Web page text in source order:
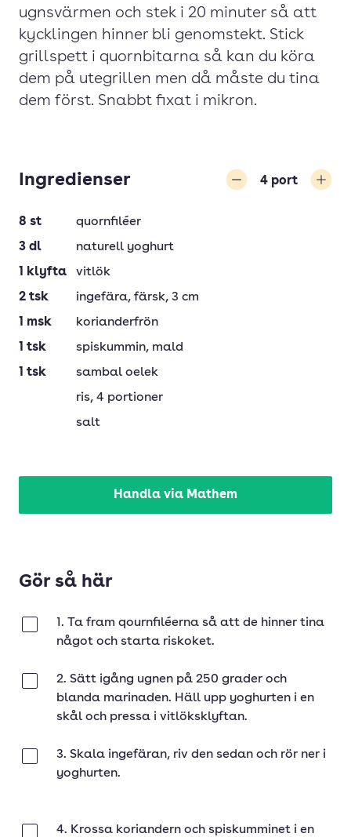
ugnsvärmen och stek i 20 minuter så att
kycklingen hinner bli genomstekt. Stick
grillspett i quornbitarna så kan du köra
dem på utegrillen men då måste du tina
dem först. Snabbt fixat i mikron.
Ingredienser 4 port
8 st
quornfiléer
3 dl
naturell yoghurt
1
klyfta
vitlök
2 tsk ingefära, färsk, 3 cm
1 msk
korianderfrön
1 tsk spiskummin, mald
1 tsk
sambal oelek
ris, 4 portioner
salt
Handla via Mathem
Gör så här
1. Ta fram qournfiléerna så att de hinner tina
något och starta riskoket.
2. Sätt igång ugnen på 250 grader och
blanda marinaden. Häll upp yoghurten i en
skål och pressa i vitlöksklyftan.
3. Skala ingefäran, riv den sedan och rör ner i
yoghurten.
4. Krossa koriandern och spiskumminet i en